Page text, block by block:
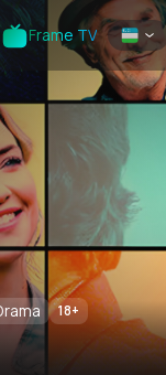
Frame TV
18+